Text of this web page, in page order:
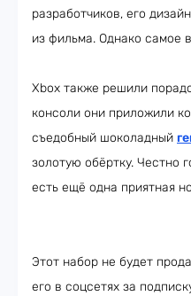
разработчиков, его
из фильма. Однако самое
Xbox также решили
консоли они приложили
съедобный шоколадный
золотую обёртку. Честно
есть ещё одна приятная
Этот набор не будет
его в соцсетях за